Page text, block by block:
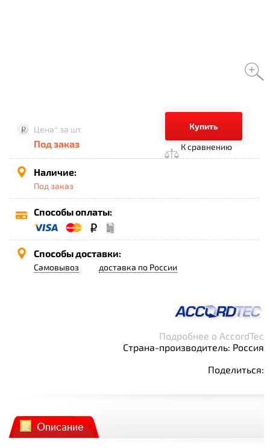
Купить
Цена* за шт.
Под заказ К сравнению
Наличие:
Под заказ
Способы оплаты:
Способы доставки:
Самовывоз доставка по России
Подробнее о AccordTec
Страна-производитель: Россия
Поделиться:
Описание